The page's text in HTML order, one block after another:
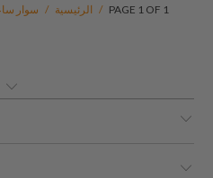
الرئيسية / سوار / PAGE 1 OF 1